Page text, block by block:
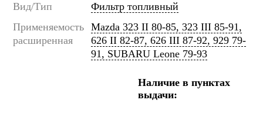
Вид/Тип
Фильтр топливный
Применяемость
расширенная
Mazda 323 II 80-85, 323 III 85-91,
626 II 82-87, 626 III 87-92, 929 79-
91, SUBARU Leone 79-93
Наличие в пунктах
выдачи: